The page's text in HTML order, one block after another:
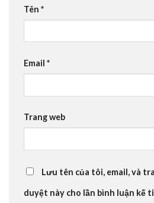
Tên *
Email *
Trang web
Lưu tên của tôi, email, và
duyệt này cho lần bình luận kế